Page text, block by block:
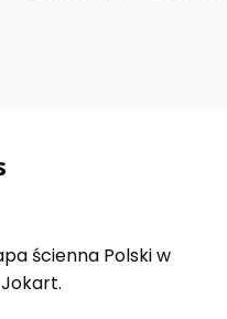
ścienna Polski w